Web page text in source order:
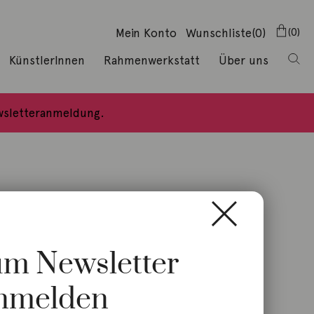
Mein Konto (0)
Wunschliste 0
KünstlerInnen Rahmenwerkstatt Über uns
Newsletter